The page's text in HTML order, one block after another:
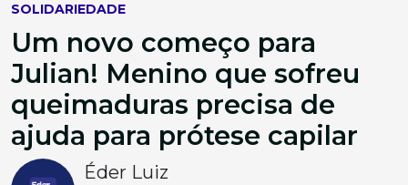
SOLIDARIEDADE
Um novo começo para
Julian! Menino que sofreu
queimaduras precisa de
ajuda para prótese capilar
Éder Luiz